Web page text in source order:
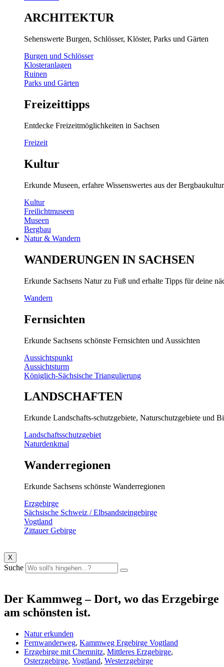
ARCHITEKTUR
Sehenswerte Burgen, Schlösser, Klöster, Parks und Gärten
Burgen und Schlösser
Klosteranlagen
Ruinen
Parks und Gärten
Freizeittipps
Entdecke Freizeitmöglichkeiten in Sachsen
Freizeit
Kultur
Erkunde Museen, erfahre Wissenswertes aus der
Kultur
Freilichtmuseen
Museen
Bergbau
Natur & Wandern
WANDERUNGEN IN SACHSEN
Erkunde Sachsens Natur zu Fuß und erhalte Tipps für deine
Wandern
Fernsichten
Erkunde Sachsens schönste Fernsichten und Aussichten
Aussichtspunkt
Aussichtsturm
Königlich-Sächsische Triangulierung
LANDSCHAFTEN
Erkunde Landschafts-schutzgebiete, Naturschutzgebiete und
Landschaftsschutzgebiet
Naturdenkmal
Wanderregionen
Erkunde Sachsens schönste Wanderregionen
Erzgebirge
Sächsische Schweiz / Elbsandsteingebirge
Vogtland
Zittauer Gebirge
X
Suche
Der Kammweg – Dort, wo das Erzgebirge
am schönsten ist.
Natur erkunden
Fernwanderweg, Kammweg Ergebirge Vogtland
Erzgebirge mit Chemnitz, Mittleres Erzgebirge,
Osterzgebirge, Vogtland, Westerzgebirge